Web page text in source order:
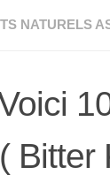
NATURELS
Bitter